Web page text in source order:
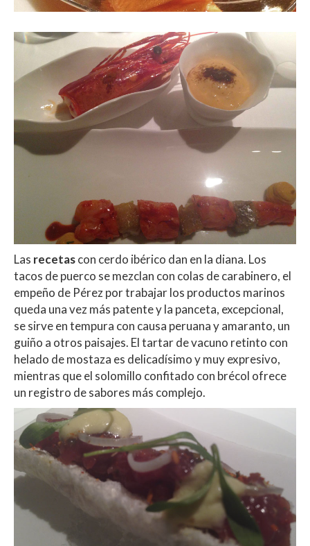
Las recetascon cerdo ibérico dan en la diana. Los
tacos de puerco se mezclan con colas de carabinero, el
empeño de Pérez por trabajar los productos marinos
queda una vez más patente y la panceta, excepcional,
se sirve en tempura con causa peruana y amaranto, un
guiño a otros paisajes. El tartar de vacuno retinto con
helado de mostaza es delicadísimo y muy expresivo,
mientras que el solomillo confitado con brécol ofrece
un registro de sabores más complejo.